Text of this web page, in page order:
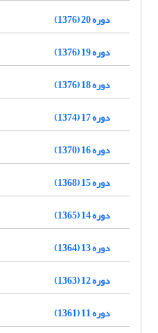
دوره 20 (1376)
دوره 19 (1376)
دوره 18 (1376)
دوره 17 (1374)
دوره 16 (1370)
دوره 15 (1368)
دوره 14 (1365)
دوره 13 (1364)
دوره 12 (1363)
دوره 11 (1361)